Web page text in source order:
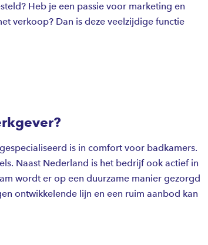
Heb je een passie voor marketing en
verkoop? Dan is deze veelzijdige functie
is in comfort voor badkamers.
Naast Nederland is het bedrijf ook actief in
wordt er op een duurzame manier gezorgd
ontwikkelende lijn en een ruim aanbod kan